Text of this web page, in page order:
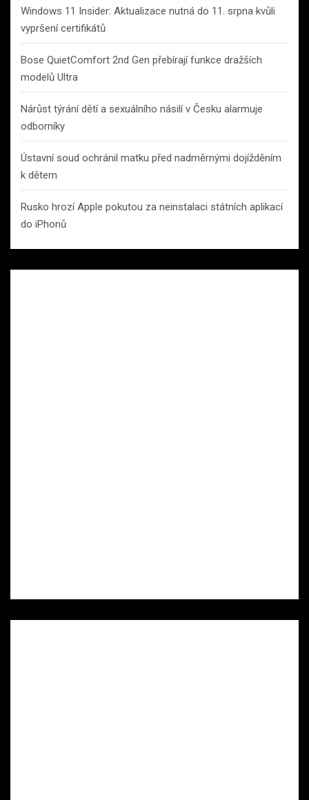
Windows 11 Insider: Aktualizace nutná do 11. srpna kvůli
vypršení certifikátů
Bose QuietComfort 2nd Gen přebírají funkce dražších
modelů Ultra
Nárůst týrání dětí a sexuálního násilí v Česku alarmuje
odborníky
Ústavní soud ochránil matku před nadměrnými dojížděním
k dětem
Rusko hrozí Apple pokutou za neinstalaci státních aplikací
do iPhonů